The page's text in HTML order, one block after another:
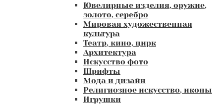
Ювелирные изделия, оружие,
золото, серебро
Мировая художественная
культура
Театр, кино, цирк
Архитектура
Искусство фото
Шрифты
Мода и дизайн
Религиозное искусство, иконы
Игрушки